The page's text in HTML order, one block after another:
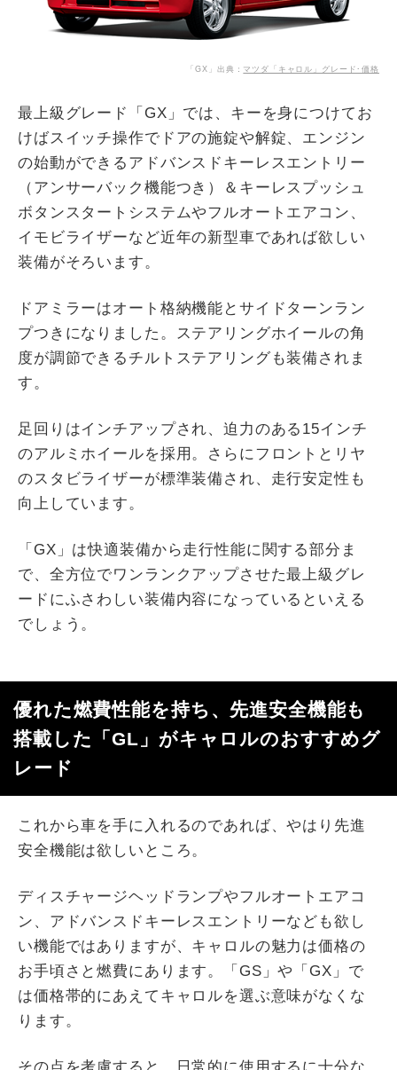
「GX」出典： マツダ「キャロル」グレード･価格
最上級グレード「GX」では、キーを身につけてお
けばスイッチ操作でドアの施錠や解錠、エンジン
の始動ができるアドバンスドキーレスエントリー
（アンサーバック機能つき）＆キーレスプッシュ
ボタンスタートシステムやフルオートエアコン、
イモビライザーなど近年の新型車であれば欲しい
装備がそろいます。
ドアミラーはオート格納機能とサイドターンラン
プつきになりました。ステアリングホイールの角
度が調節できるチルトステアリングも装備されま
す。
足回りはインチアップされ、迫力のある15インチ
のアルミホイールを採用。さらにフロントとリヤ
のスタビライザーが標準装備され、走行安定性も
向上しています。
「GX」は快適装備から走行性能に関する部分ま
で、全方位でワンランクアップさせた最上級グレ
ードにふさわしい装備内容になっているといえる
でしょう。
優れた燃費性能を持ち、先進安全機能も
搭載した「GL」がキャロルのおすすめグ
レード
これから車を手に入れるのであれば、やはり先進
安全機能は欲しいところ。
ディスチャージヘッドランプやフルオートエアコ
ン、アドバンスドキーレスエントリーなども欲し
い機能ではありますが、キャロルの魅力は価格の
お手頃さと燃費にあります。「GS」や「GX」で
は価格帯的にあえてキャロルを選ぶ意味がなくな
ります。